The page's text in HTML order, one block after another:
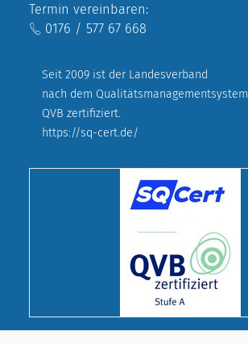
Termin vereinbaren:
0176 / 577 67 668
Seit 2009 ist der Landesverband
nach dem Qualitätsmanagementsystem
QVB zertifiziert.
https://sq-cert.de/